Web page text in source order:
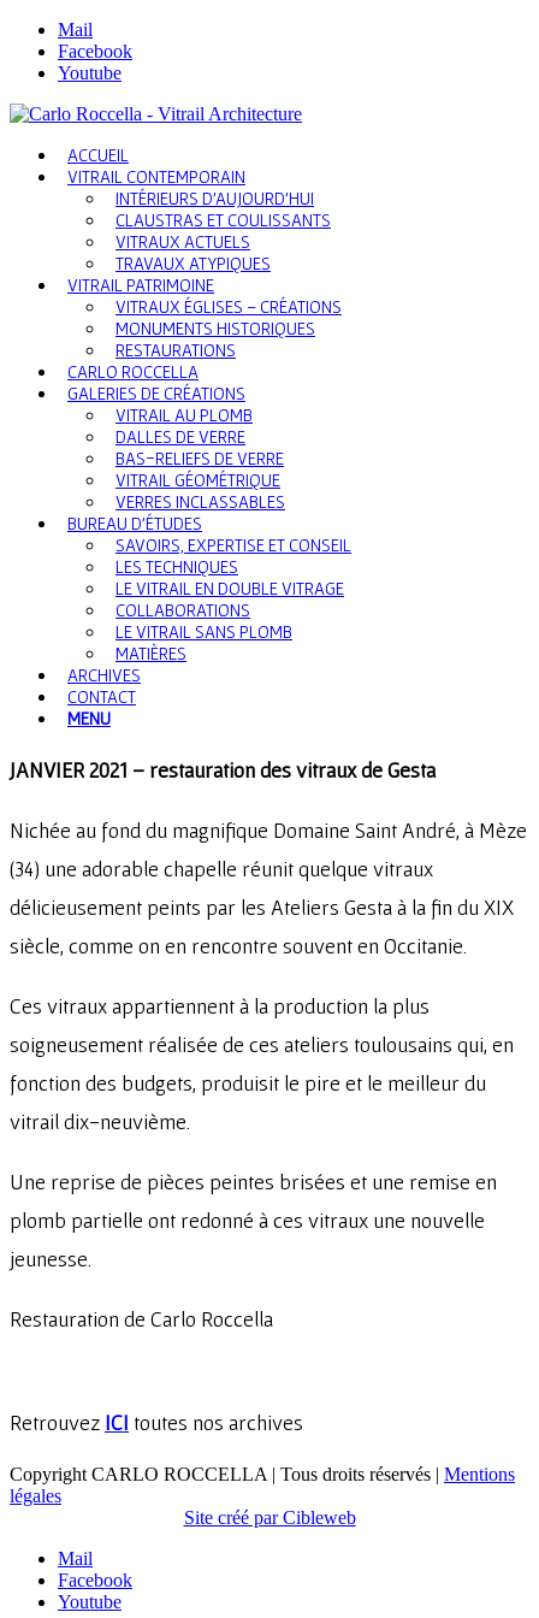
Mail
Facebook
Youtube
ACCUEIL
VITRAIL CONTEMPORAIN
INTÉRIEURS D’AUJOURD’HUI
CLAUSTRAS ET COULISSANTS
VITRAUX ACTUELS
TRAVAUX ATYPIQUES
VITRAIL PATRIMOINE
VITRAUX ÉGLISES – CRÉATIONS
MONUMENTS HISTORIQUES
RESTAURATIONS
CARLO ROCCELLA
GALERIES DE CRÉATIONS
VITRAIL AU PLOMB
DALLES DE VERRE
BAS-RELIEFS DE VERRE
VITRAIL GÉOMÉTRIQUE
VERRES INCLASSABLES
BUREAU D’ÉTUDES
SAVOIRS, EXPERTISE ET CONSEIL
LES TECHNIQUES
LE VITRAIL EN DOUBLE VITRAGE
COLLABORATIONS
LE VITRAIL SANS PLOMB
MATIÈRES
ARCHIVES
CONTACT
MENU
JANVIER 2021 – restauration des vitraux de Gesta
Nichée au fond du magnifique Domaine Saint André, à Mèze
(34) une adorable chapelle réunit quelque vitraux
délicieusement peints par les Ateliers Gesta à la fin du XIX
siècle, comme on en rencontre souvent en Occitanie.
Ces vitraux appartiennent à la production la plus
soigneusement réalisée de ces ateliers toulousains qui, en
fonction des budgets, produisit le pire et le meilleur du
vitrail dix-neuvième.
Une reprise de pièces peintes brisées et une remise en
plomb partielle ont redonné à ces vitraux une nouvelle
jeunesse.
Restauration de Carlo Roccella
Retrouvez ICI toutes nos archives
Copyright CARLO ROCCELLA | Tous droits réservés | Mentions
légales
Site créé par Cibleweb
Mail
Facebook
Youtube